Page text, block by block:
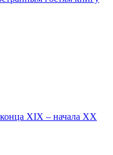
конца XIX – начала XX